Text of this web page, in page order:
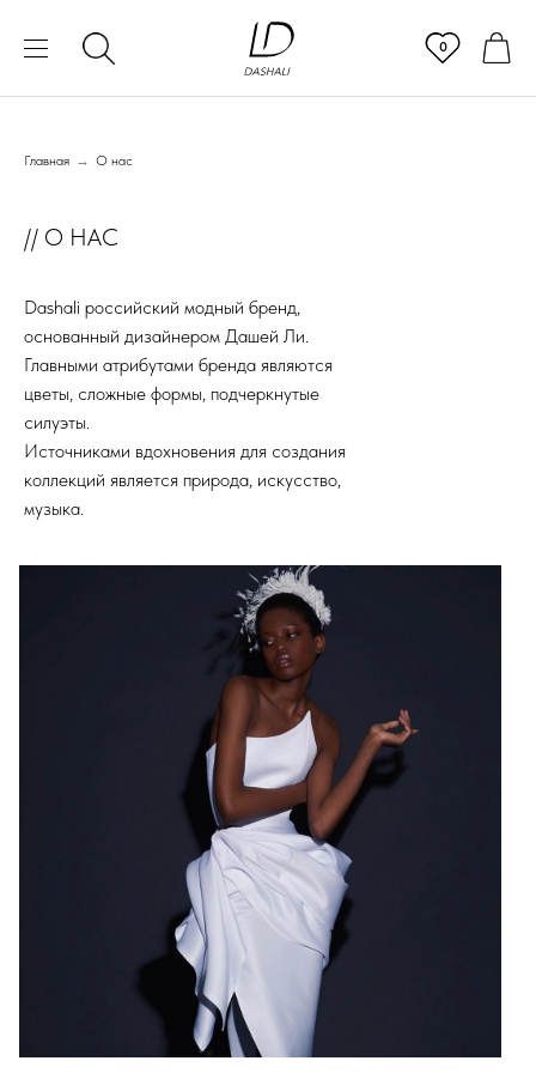
0
Главная → О нас
// О НАС
Dashali российский модный бренд,
основанный дизайнером Дашей Ли.
Главными атрибутами бренда являются
цветы, сложные формы, подчеркнутые
силуэты.
Источниками вдохновения для создания
коллекций является природа, искусство,
музыка.